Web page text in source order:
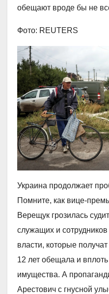
обещают вроде бы не
Фото: REUTERS
Украина продолжает
Помните, как вице-
Верещук грозилась
служащих и
власти, которые
12 лет обещала и
имущества. А
Арестович с гнусной